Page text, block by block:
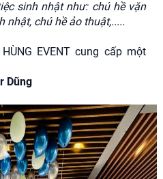
sinh nhật như: chú hề vặn
nhật, chú hề ảo thuật,.....
EVENT cung cấp một
Dũng